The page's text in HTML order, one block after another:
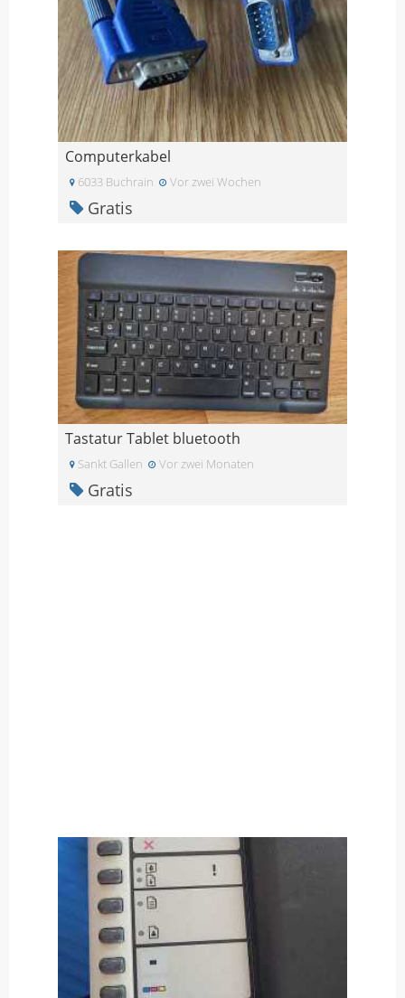
Computerkabel
6033 Buchrain Vor zwei Wochen
Gratis
Tastatur Tablet bluetooth
Sankt Gallen Vor zwei Monaten
Gratis